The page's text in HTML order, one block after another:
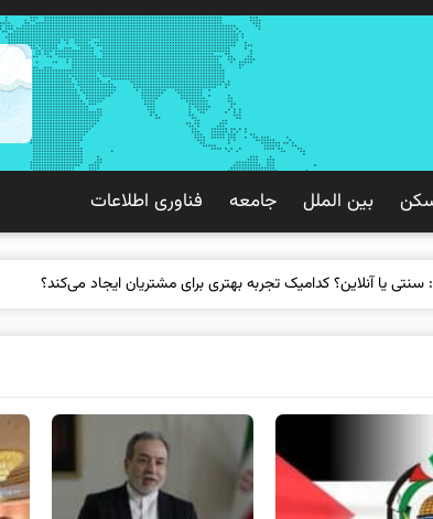
بین الملل جامعه فناوری اطلاعات
سن